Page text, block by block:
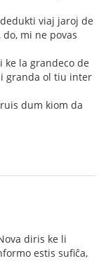
viaj jaroj de
mi ne povas
ke la grandeco de
granda ol tiu inter
dum kiom da
diris ke li
estis sufiĉa,